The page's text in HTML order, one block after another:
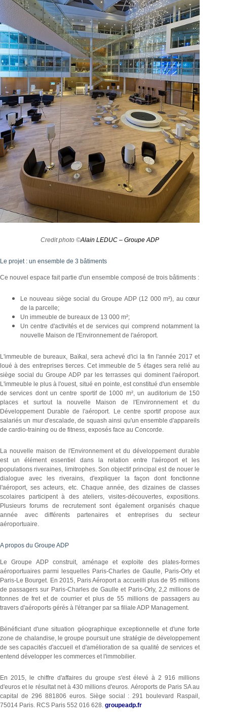
Credit photo ©Alain LEDUC – Groupe ADP
Le projet : un ensemble de 3 bâtiments
Ce nouvel espace fait partie d'un ensemble composé de trois bâtiments :
Le nouveau siège social du Groupe ADP (12 000 m²), au cœur
de la parcelle;
Un immeuble de bureaux de 13 000 m²;
Un centre d'activités et de services qui comprend notamment la
nouvelle Maison de l'Environnement de l'aéroport.
L'immeuble de bureaux, Baïkal, sera achevé d'ici la fin l'année 2017 et
loué à des entreprises tierces. Cet immeuble de 5 étages sera relié au
siège social du Groupe ADP par les terrasses qui dominent l'aéroport.
L'immeuble le plus à l'ouest, situé en pointe, est constitué d'un ensemble
de services dont un centre sportif de 1000 m², un auditorium de 150
places et surtout la nouvelle Maison de l'Environnement et du
Développement Durable de l'aéroport. Le centre sportif propose aux
salariés un mur d'escalade, de squash ainsi qu'un ensemble d'appareils
de cardio-training ou de fitness, exposés face au Concorde.
La nouvelle maison de l'Environnement et du développement durable
est un élément essentiel dans la relation entre l'aéroport et les
populations riveraines, limitrophes. Son objectif principal est de nouer le
dialogue avec les riverains, d'expliquer la façon dont fonctionne
l'aéroport, ses acteurs, etc. Chaque année, des dizaines de classes
scolaires participent à des ateliers, visites-découvertes, expositions.
Plusieurs forums de recrutement sont également organisés chaque
année avec différents partenaires et entreprises du secteur
aéroportuaire.
A propos du Groupe ADP
Le Groupe ADP construit, aménage et exploite des plates-formes
aéroportuaires parmi lesquelles Paris-Charles de Gaulle, Paris-Orly et
Paris-Le Bourget. En 2015, Paris Aéroport a accueilli plus de 95 millions
de passagers sur Paris-Charles de Gaulle et Paris-Orly, 2,2 millions de
tonnes de fret et de courrier et plus de 55 millions de passagers au
travers d'aéroports gérés à l'étranger par sa filiale ADP Management.
Bénéficiant d'une situation géographique exceptionnelle et d'une forte
zone de chalandise, le groupe poursuit une stratégie de développement
de ses capacités d'accueil et d'amélioration de sa qualité de services et
entend développer les commerces et l'immobilier.
En 2015, le chiffre d'affaires du groupe s'est élevé à 2 916 millions
d'euros et le résultat net à 430 millions d'euros. Aéroports de Paris SA au
capital de 296 881806 euros. Siège social : 291 boulevard Raspail,
75014 Paris. RCS Paris 552 016 628. groupeadp.fr